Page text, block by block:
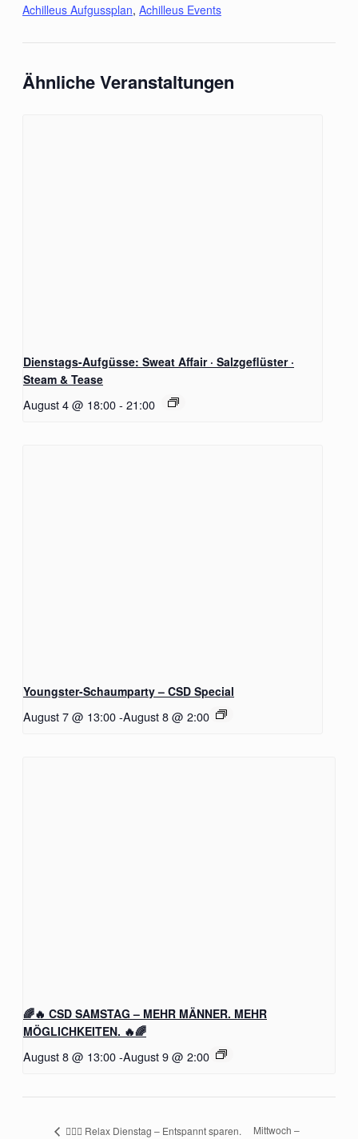
Achilleus Aufgussplan, Achilleus Events
Ähnliche Veranstaltungen
Dienstags-Aufgüsse: Sweat Affair · Salzgeflüster ·
Steam & Tease
August 4 @ 18:00- 21:00
Youngster-Schaumparty – CSD Special
August 7 @ 13:00-August 8 @ 2:00
🌈🔥 CSD SAMSTAG – MEHR MÄNNER. MEHR
MÖGLICHKEITEN. 🔥🌈
August 8 @ 13:00-August 9 @ 2:00
🧖‍♂️✨ Relax Dienstag – Entspannt sparen. Mittwoch –